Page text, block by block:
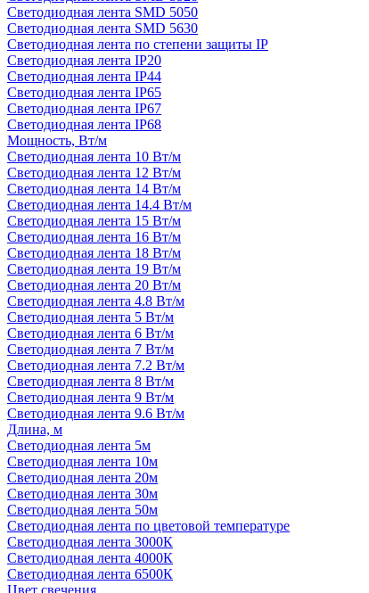
Светодиодная лента SMD 5050
Светодиодная лента SMD 5630
Светодиодная лента по степени защиты IP
Светодиодная лента IP20
Светодиодная лента IP44
Светодиодная лента IP65
Светодиодная лента IP67
Светодиодная лента IP68
Мощность, Вт/м
Светодиодная лента 10 Вт/м
Светодиодная лента 12 Вт/м
Светодиодная лента 14 Вт/м
Светодиодная лента 14.4 Вт/м
Светодиодная лента 15 Вт/м
Светодиодная лента 16 Вт/м
Светодиодная лента 18 Вт/м
Светодиодная лента 19 Вт/м
Светодиодная лента 20 Вт/м
Светодиодная лента 4.8 Вт/м
Светодиодная лента 5 Вт/м
Светодиодная лента 6 Вт/м
Светодиодная лента 7 Вт/м
Светодиодная лента 7.2 Вт/м
Светодиодная лента 8 Вт/м
Светодиодная лента 9 Вт/м
Светодиодная лента 9.6 Вт/м
Длина, м
Светодиодная лента 5м
Светодиодная лента 10м
Светодиодная лента 20м
Светодиодная лента 30м
Светодиодная лента 50м
Светодиодная лента по цветовой температуре
Светодиодная лента 3000К
Светодиодная лента 4000К
Светодиодная лента 6500К
Цвет свечения